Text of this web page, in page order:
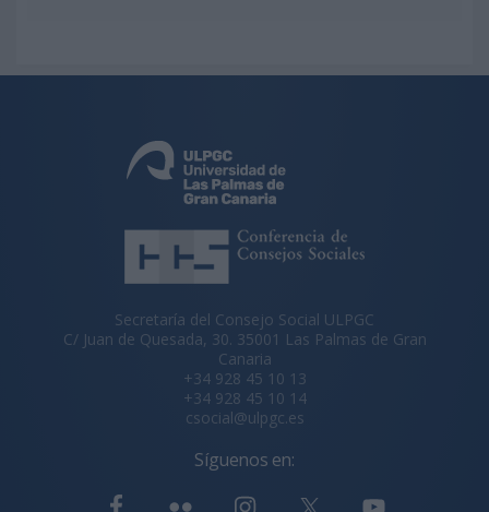
Secretaría del Consejo Social ULPGC
C/ Juan de Quesada, 30. 35001 Las Palmas de Gran
Canaria
+34 928 45 10 13
+34 928 45 10 14
csocial@ulpgc.es
Síguenos en: